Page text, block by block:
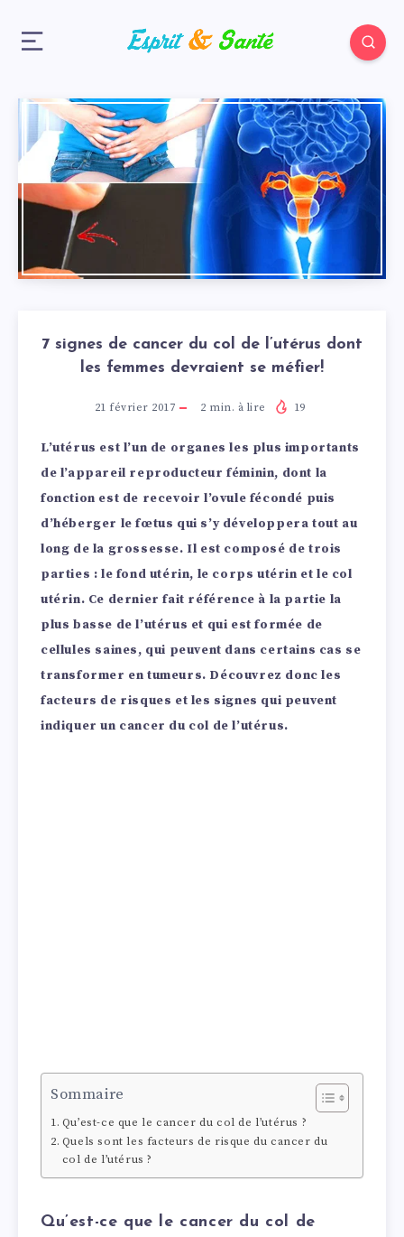
7 signes de cancer du col de l’utérus dont
les femmes devraient se méfier!
21 février 2017 2 min. à lire 19
L’utérus est l’un de organes les plus importants
de l’appareil reproducteur féminin, dont la
fonction est de recevoir l’ovule fécondé puis
d’héberger le fœtus qui s’y développera tout au
long de la grossesse. Il est composé de trois
parties : le fond utérin, le corps utérin et le col
utérin. Ce dernier fait référence à la partie la
plus basse de l’utérus et qui est formée de
cellules saines, qui peuvent dans certains cas se
transformer en tumeurs. Découvrez donc les
facteurs de risques et les signes qui peuvent
indiquer un cancer du col de l’utérus.
Sommaire
Qu’est-ce que le cancer du col de l’utérus ?
Quels sont les facteurs de risque du cancer du
col de l’utérus ?
Qu’est-ce que le cancer du col de